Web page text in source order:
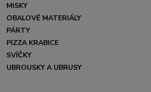
MISKY
OBALOVÉ MATERIÁLY
PÁRTY
PIZZA KRABICE
SVÍČKY
UBROUSKY A UBRUSY